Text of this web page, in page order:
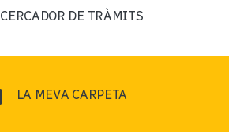
CERCADOR DE TRÀMITS
LA MEVA CARPETA